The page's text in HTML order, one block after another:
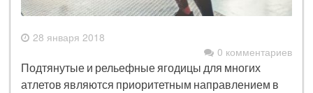
28 января 2018
0 комментариев
Подтянутые и рельефные ягодицы для многих
атлетов являются приоритетным направлением в